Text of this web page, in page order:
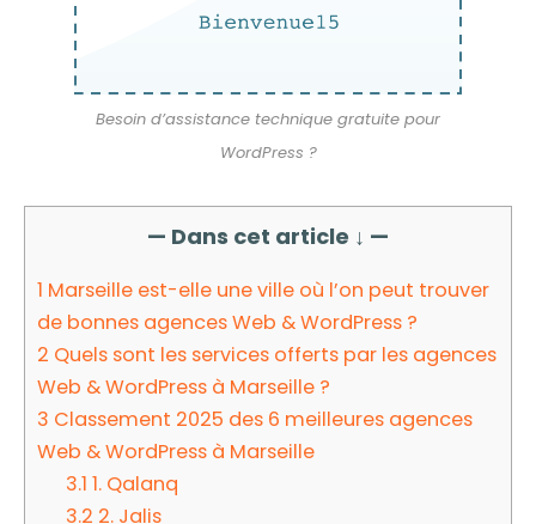
Besoin d’assistance technique gratuite pour
WordPress ?
— Dans cet article ↓ —
1 Marseille est-elle une ville où l’on peut trouver
de bonnes agences Web & WordPress ?
2 Quels sont les services offerts par les agences
Web & WordPress à Marseille ?
3 Classement 2025 des 6 meilleures agences
Web & WordPress à Marseille
3.1 1. Qalanq
3.2 2. Jalis